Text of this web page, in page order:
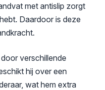
met antislip zorgt
Daardoor is deze
verschillende
hij over een
wat hem extra